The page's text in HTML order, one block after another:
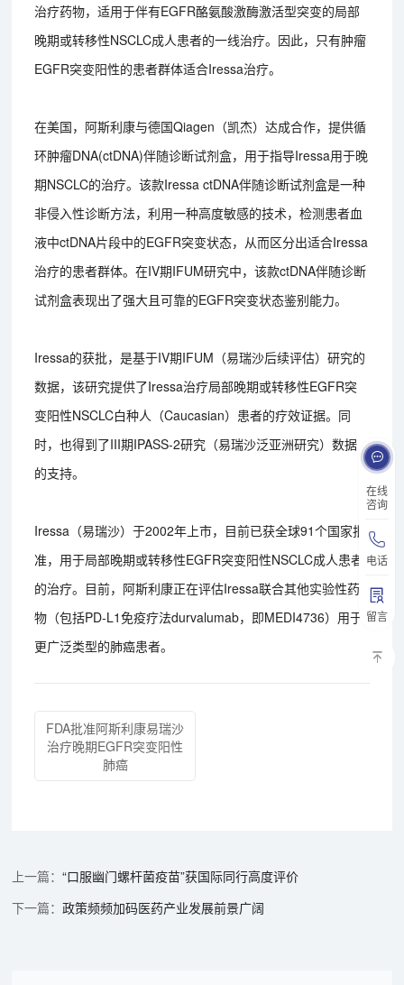
在线
咨询
电话
留言
治疗药物，适用于伴有EGFR酪氨酸激酶激活型突变的局部
晚期或转移性NSCLC成人患者的一线治疗。因此，只有肿瘤
EGFR突变阳性的患者群体适合Iressa治疗。
在美国，阿斯利康与德国Qiagen（凯杰）达成合作，提供循
环肿瘤DNA(ctDNA)伴随诊断试剂盒，用于指导Iressa用于晚
期NSCLC的治疗。该款Iressa ctDNA伴随诊断试剂盒是一种
非侵入性诊断方法，利用一种高度敏感的技术，检测患者血
液中ctDNA片段中的EGFR突变状态，从而区分出适合Iressa
治疗的患者群体。在IV期IFUM研究中，该款ctDNA伴随诊断
试剂盒表现出了强大且可靠的EGFR突变状态鉴别能力。
Iressa的获批，是基于IV期IFUM（易瑞沙后续评估）研究的
数据，该研究提供了Iressa治疗局部晚期或转移性EGFR突
变阳性NSCLC白种人（Caucasian）患者的疗效证据。同
时，也得到了III期IPASS-2研究（易瑞沙泛亚洲研究）数据
的支持。
Iressa（易瑞沙）于2002年上市，目前已获全球91个国家批
准，用于局部晚期或转移性EGFR突变阳性NSCLC成人患者
的治疗。目前，阿斯利康正在评估Iressa联合其他实验性药
物（包括PD-L1免疫疗法durvalumab，即MEDI4736）用于
更广泛类型的肺癌患者。
FDA批准阿斯利康易瑞沙
治疗晚期EGFR突变阳性
肺癌
“口服幽门螺杆菌疫苗”获国际同行高度评价
政策频频加码医药产业发展前景广阔